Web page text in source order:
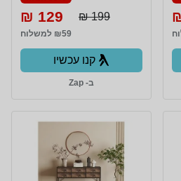
199 ₪
129 ₪
₪59 למשלוח
קנו עכשיו
ב- Zap